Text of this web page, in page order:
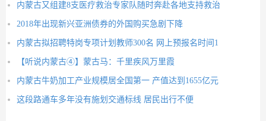
内蒙古又组建8支医疗救治专家队随时奔赴各地支持救治
2018年出现新兴亚洲债券的外国购买急剧下降
内蒙古拟招聘特岗专项计划教师300名 网上预报名时间1
【听说内蒙古④】蒙古马：千里疾风万里霞
内蒙古牛奶加工产业规模居全国第一 产值达到1655亿元
这段路通车多年没有施划交通标线 居民出行不便